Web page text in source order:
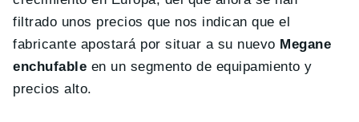
filtrado unos precios que nos indican que el
fabricante apostará por situar a su nuevo Megane
enchufable en un segmento de equipamiento y
precios alto.